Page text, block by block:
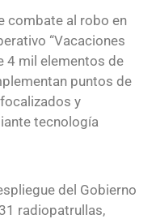
combate al robo en
“Vacaciones
4 mil elementos de
puntos de
y
tecnología
del Gobierno
radiopatrullas,